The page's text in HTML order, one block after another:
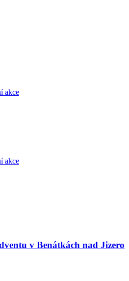
akce
akce
v Benátkách nad Jizero